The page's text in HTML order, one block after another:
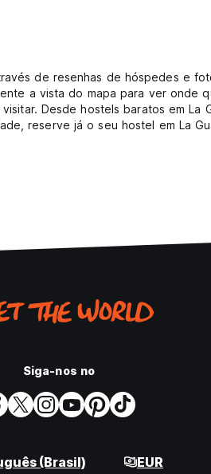
de resenhas de hóspedes e
a vista do mapa para ver onde
Desde hostels baratos em
reserve já o seu hostel em La
Siga-nos no
(Brasil) EUR